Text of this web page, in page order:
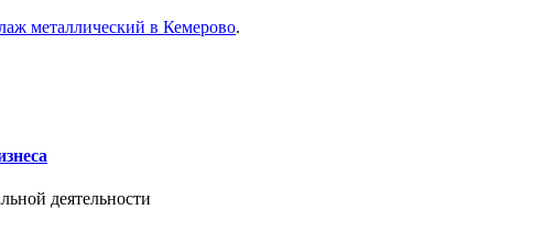
металлический в Кемерово.
деятельности